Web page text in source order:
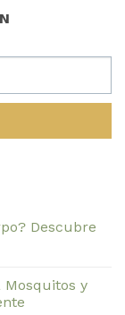
Descubre
Mosquitos y